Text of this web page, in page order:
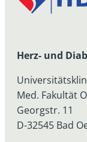
Herz- und
Med. Fakultät
Georgstr. 11
D-32545 Bad